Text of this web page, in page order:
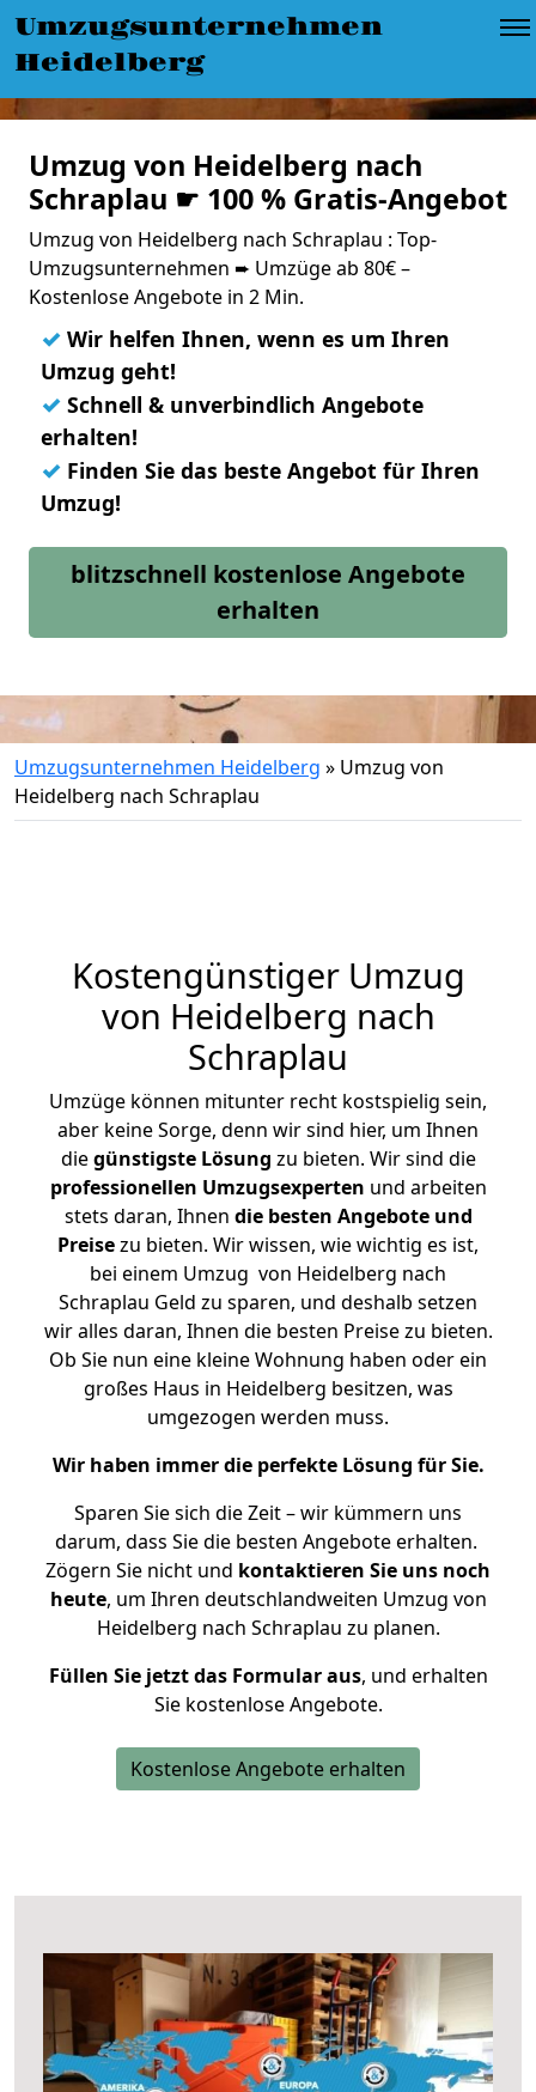
Umzugsunternehmen
Heidelberg
Umzug von Heidelberg nach
Schraplau ☛ 100 % Gratis-Angebot
Umzug von Heidelberg nach Schraplau : Top-
Umzugsunternehmen ➨ Umzüge ab 80€ –
Kostenlose Angebote in 2 Min.
✓ Wir helfen Ihnen, wenn es um Ihren
Umzug geht!
✓ Schnell & unverbindlich Angebote
erhalten!
✓ Finden Sie das beste Angebot für Ihren
Umzug!
blitzschnell kostenlose Angebote
erhalten
Umzugsunternehmen Heidelberg » Umzug von
Heidelberg nach Schraplau
Kostengünstiger Umzug
von Heidelberg nach
Schraplau
Umzüge können mitunter recht kostspielig sein,
aber keine Sorge, denn wir sind hier, um Ihnen
diegünstigste Lösung zu bieten. Wir sind die
professionellen Umzugsexperten und arbeiten
stets daran, Ihnen die besten Angebote und
Preisezu bieten. Wir wissen, wie wichtig es ist,
bei einem Umzug von Heidelberg nach
Schraplau Geld zu sparen, und deshalb setzen
wir alles daran, Ihnen die besten Preise zu bieten.
Ob Sie nun eine kleine Wohnung haben oder ein
großes Haus in Heidelberg besitzen, was
umgezogen werden muss.
Wir haben immer die perfekte Lösung für Sie.
Sparen Sie sich die Zeit – wir kümmern uns
darum, dass Sie die besten Angebote erhalten.
Zögern Sie nicht und kontaktieren Sie uns noch
heute, um Ihren deutschlandweiten Umzug von
Heidelberg nach Schraplau zu planen.
Füllen Sie jetzt das Formular aus, und erhalten
Sie kostenlose Angebote.
Kostenlose Angebote erhalten